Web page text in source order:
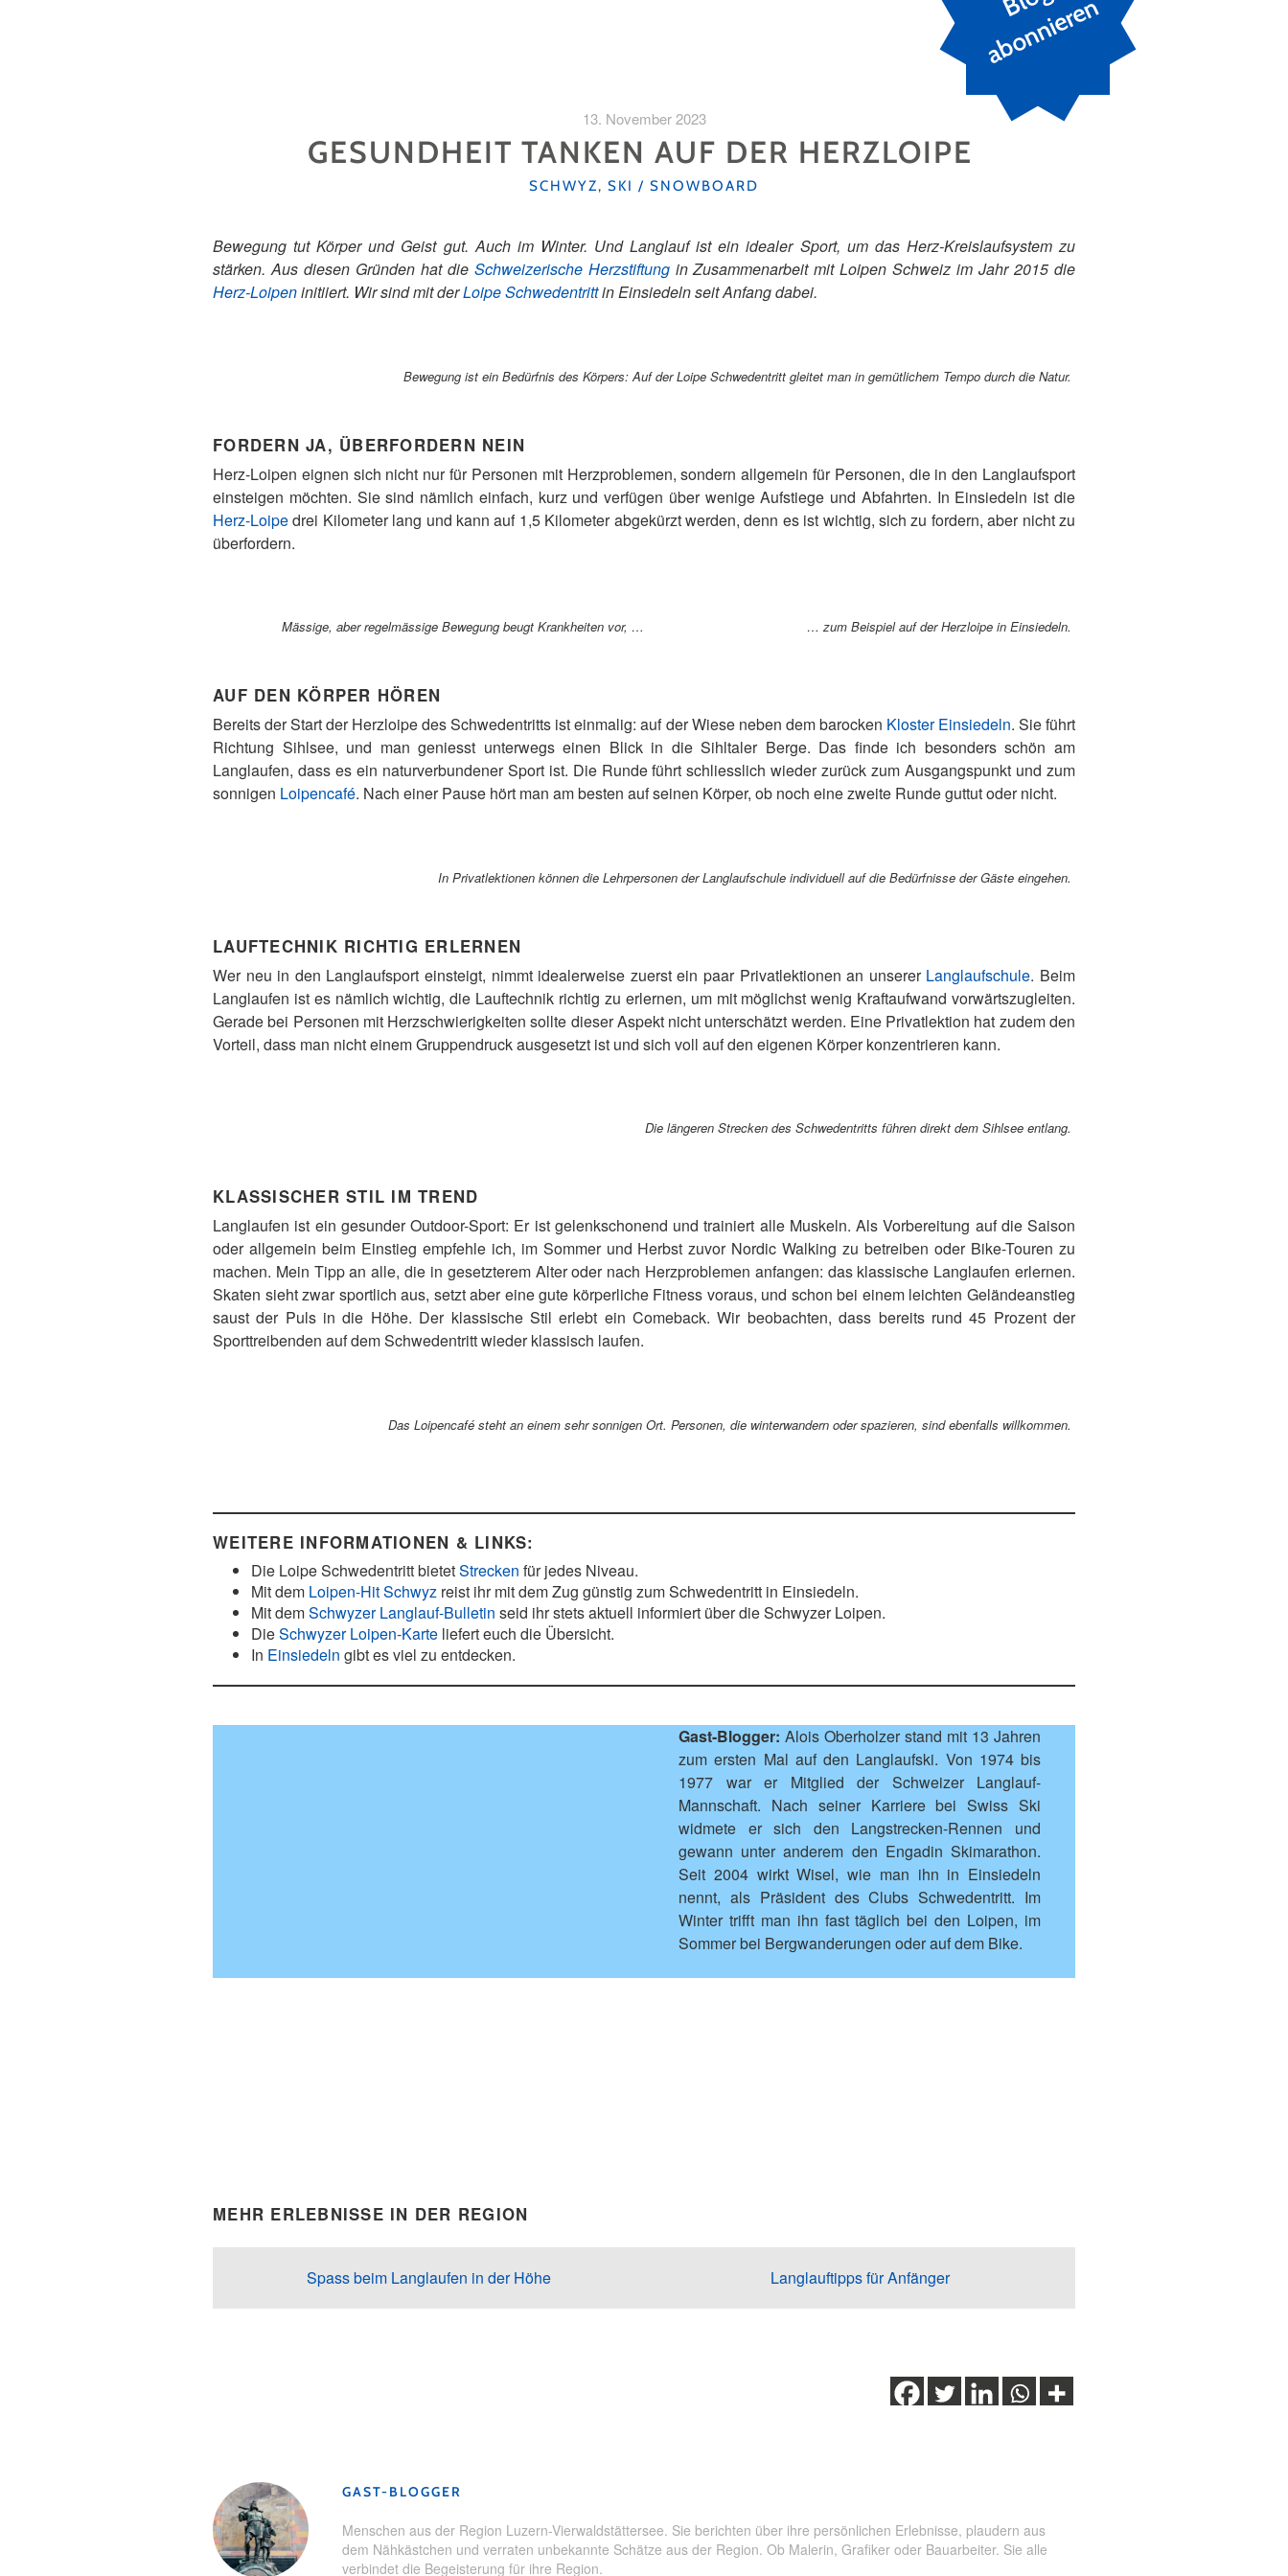
n
13. November 2023
GESUNDHEIT TANKEN AUF DER HERZLOIPE
KATEGORIEN
SCHWYZ, SKI / SNOWBOARD
Bewegung tut Körper und Geist gut. Auch im Winter. Und Langlauf ist ein idealer Sport, um das Herz-Kreislaufsystem zu
stärken. Aus diesen Gründen hat die Schweizerische Herzstiftungin Zusammenarbeit mit Loipen Schweiz im Jahr 2015 die
Herz-Loipeninitiiert. Wir sind mit derLoipe Schwedentrittin Einsiedeln seit Anfang dabei.
Bewegung ist ein Bedürfnis des Körpers: Auf der Loipe Schwedentritt gleitet man in gemütlichem Tempo durch die Natur.
FORDERN JA, ÜBERFORDERN NEIN
Herz-Loipen eignen sich nicht nur für Personen mit Herzproblemen, sondern allgemein für Personen, die in den Langlaufsport
einsteigen möchten. Sie sind nämlich einfach, kurz und verfügen über wenige Aufstiege und Abfahrten. In Einsiedeln ist die
Herz-Loipedrei Kilometer lang und kann auf 1,5 Kilometer abgekürzt werden, denn es ist wichtig, sich zu fordern, aber nicht zu
überfordern.
Mässige, aber regelmässige Bewegung beugt Krankheiten vor, … … zum Beispiel auf der Herzloipe in Einsiedeln.
AUF DEN KÖRPER HÖREN
Bereits der Start der Herzloipe des Schwedentritts ist einmalig: auf der Wiese neben dem barocken Kloster Einsiedeln. Sie führt
Richtung Sihlsee, und man geniesst unterwegs einen Blick in die Sihltaler Berge. Das finde ich besonders schön am
Langlaufen, dass es ein naturverbundener Sport ist. Die Runde führt schliesslich wieder zurück zum Ausgangspunkt und zum
sonnigen Loipencafé. Nach einer Pause hört man am besten auf seinen Körper, ob noch eine zweite Runde guttut oder nicht.
In Privatlektionen können die Lehrpersonen der Langlaufschule individuell auf die Bedürfnisse der Gäste eingehen.
LAUFTECHNIK RICHTIG ERLERNEN
Wer neu in den Langlaufsport einsteigt, nimmt idealerweise zuerst ein paar Privatlektionen an unserer Langlaufschule. Beim
Langlaufen ist es nämlich wichtig, die Lauftechnik richtig zu erlernen, um mit möglichst wenig Kraftaufwand vorwärtszugleiten.
Gerade bei Personen mit Herzschwierigkeiten sollte dieser Aspekt nicht unterschätzt werden. Eine Privatlektion hat zudem den
Vorteil, dass man nicht einem Gruppendruck ausgesetzt ist und sich voll auf den eigenen Körper konzentrieren kann.
Die längeren Strecken des Schwedentritts führen direkt dem Sihlsee entlang.
KLASSISCHER STIL IM TREND
Langlaufen ist ein gesunder Outdoor-Sport: Er ist gelenkschonend und trainiert alle Muskeln. Als Vorbereitung auf die Saison
oder allgemein beim Einstieg empfehle ich, im Sommer und Herbst zuvor Nordic Walking zu betreiben oder Bike-Touren zu
machen. Mein Tipp an alle, die in gesetzterem Alter oder nach Herzproblemen anfangen: das klassische Langlaufen erlernen.
Skaten sieht zwar sportlich aus, setzt aber eine gute körperliche Fitness voraus, und schon bei einem leichten Geländeanstieg
saust der Puls in die Höhe. Der klassische Stil erlebt ein Comeback. Wir beobachten, dass bereits rund 45 Prozent der
Sporttreibenden auf dem Schwedentritt wieder klassisch laufen.
Das Loipencafé steht an einem sehr sonnigen Ort. Personen, die winterwandern oder spazieren, sind ebenfalls willkommen.
WEITERE INFORMATIONEN & LINKS:
Die Loipe Schwedentritt bietetStrecken für jedes Niveau.
Mit dem Loipen-Hit Schwyz reist ihr mit dem Zug günstig zum Schwedentritt in Einsiedeln.
Mit demSchwyzer Langlauf-Bulletin seid ihr stets aktuell informiert über die Schwyzer Loipen.
DieSchwyzer Loipen-Karte liefert euch die Übersicht.
In Einsiedeln gibt es viel zu entdecken.
Gast-Blogger: Alois Oberholzer stand mit 13 Jahren
zum ersten Mal auf den Langlaufski. Von 1974 bis
1977 war er Mitglied der Schweizer Langlauf-
Mannschaft. Nach seiner Karriere bei Swiss Ski
widmete er sich den Langstrecken-Rennen und
gewann unter anderem den Engadin Skimarathon.
Seit 2004 wirkt Wisel, wie man ihn in Einsiedeln
nennt, als Präsident des Clubs Schwedentritt. Im
Winter trifft man ihn fast täglich bei den Loipen, im
Sommer bei Bergwanderungen oder auf dem Bike.
MEHR ERLEBNISSE IN DER REGION
Spass beim Langlaufen in der Höhe Langlauftipps für Anfänger
GAST-BLOGGER
Menschen aus der Region Luzern-Vierwaldstättersee. Sie berichten über ihre persönlichen Erlebnisse, plaudern aus
dem Nähkästchen und verraten unbekannte Schätze aus der Region. Ob Malerin, Grafiker oder Bauarbeiter. Sie alle
verbindet die Begeisterung für ihre Region.